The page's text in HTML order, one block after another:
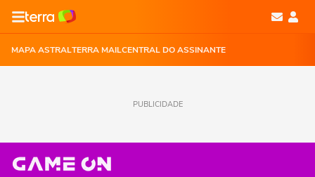
MAPA ASTRALTERRA MAILCENTRAL DO ASSINANTE
PUBLICIDADE